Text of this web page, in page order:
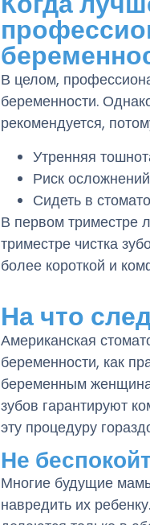
В целом,
беременности.
рекомендуется,
Утренняя
Риск
Сидеть в
В первом триместре
триместре чистка
более короткой и
На что
Американская
беременности, как
беременным
зубов гарантируют
эту процедуру
Не
Многие будущие мамы
навредить их